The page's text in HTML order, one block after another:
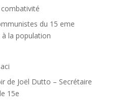
du 15 eme
la population
de Joël Dutto – Secrétaire
15e